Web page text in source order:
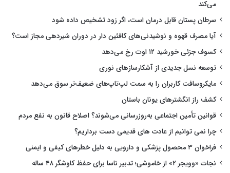
می‌کند
سرطان پستان قابل درمان است، اگر زود تشخیص داده شود
آیا مصرف قهوه و نوشیدنی‌های کافئین دار در دوران شیردهی مجاز است؟
کسوف جزئی خورشید ۱۲ اوت رخ می‌دهد
توسعه نسل جدیدی از آشکارسازهای نوری
مایکروسافت کاربران را به سمت لپ‌تاپ‌های ضعیف‌تر سوق می‌دهد
کشف راز انگشترهای یونان باستان
قوانین تأمین اجتماعی به‌روزرسانی می‌شوند؟ اصلاح قانون به نفع مردم
چرا نمی توانیم از عادت های قدیمی دست برداریم؟
فراخوان ۳ محصول پزشکی و دارویی به دلیل خطرهای کیفی و ایمنی
نجات «وویجر ۲» از خاموشی؛ تدبیر ناسا برای حفظ کاوشگر ۴۸ ساله